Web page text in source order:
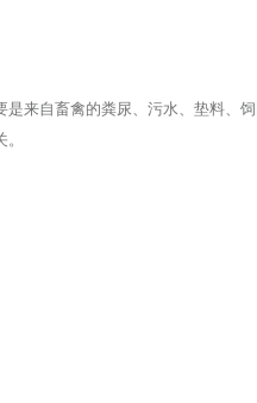
来自畜禽的粪尿、污水、垫料、饲